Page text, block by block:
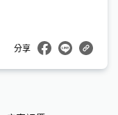
分享